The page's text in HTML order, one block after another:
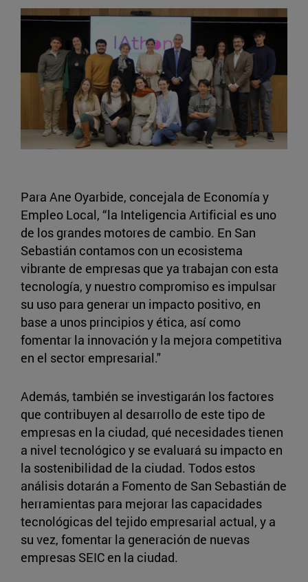
Para Ane Oyarbide, concejala de Economía y
Empleo Local, “la Inteligencia Artificial es uno
de los grandes motores de cambio. En San
Sebastián contamos con un ecosistema
vibrante de empresas que ya trabajan con esta
tecnología, y nuestro compromiso es impulsar
su uso para generar un impacto positivo, en
base a unos principios y ética, así como
fomentar la innovación y la mejora competitiva
en el sector empresarial."
Además, también se investigarán los factores
que contribuyen al desarrollo de este tipo de
empresas en la ciudad, qué necesidades tienen
a nivel tecnológico y se evaluará su impacto en
la sostenibilidad de la ciudad. Todos estos
análisis dotarán a Fomento de San Sebastián de
herramientas para mejorar las capacidades
tecnológicas del tejido empresarial actual, y a
su vez, fomentar la generación de nuevas
empresas SEIC en la ciudad.